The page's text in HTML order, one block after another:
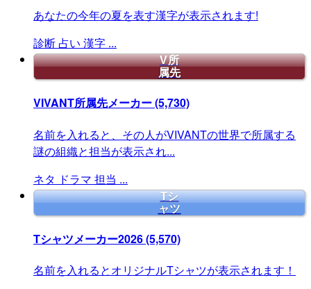
あなたの今年の夏を表す漢字が表示されます!
診断 占い 漢字 ...
V所
属先
VIVANT所属先メーカー(5,730)
名前を入れると、その人がVIVANTの世界で所属する
謎の組織と担当が表示され...
ネタ ドラマ 担当 ...
Tシ
ャツ
Tシャツメーカー2026(5,570)
名前を入れるとオリジナルTシャツが表示されます！